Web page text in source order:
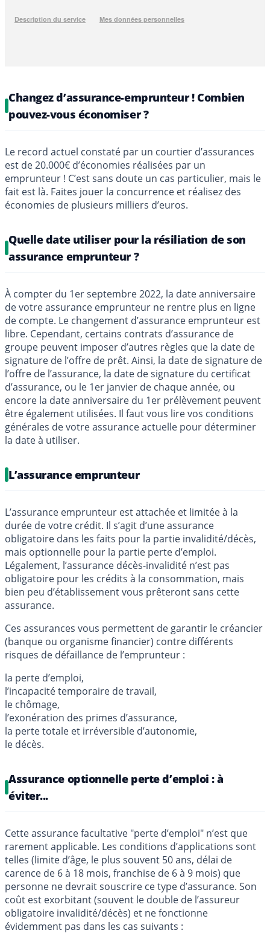
Changez d’assurance-emprunteur ! Combien
pouvez-vous économiser ?
Le record actuel constaté par un courtier d’assurances
est de 20.000€ d’économies réalisées par un
emprunteur ! C’est sans doute un cas particulier, mais le
fait est là. Faites jouer la concurrence et réalisez des
économies de plusieurs milliers d’euros.
Quelle date utiliser pour la résiliation de son
assurance emprunteur ?
À compter du 1er septembre 2022, la date anniversaire
de votre assurance emprunteur ne rentre plus en ligne
de compte. Le changement d’assurance emprunteur est
libre. Cependant, certains contrats d’assurance de
groupe peuvent imposer d’autres règles que la date de
signature de l’offre de prêt. Ainsi, la date de signature de
l’offre de l’assurance, la date de signature du certificat
d’assurance, ou le 1er janvier de chaque année, ou
encore la date anniversaire du 1er prélèvement peuvent
être également utilisées. Il faut vous lire vos conditions
générales de votre assurance actuelle pour déterminer
la date à utiliser.
L’assurance emprunteur
L’assurance emprunteur est attachée et limitée à la
durée de votre crédit. Il s’agit d’une assurance
obligatoire dans les faits pour la partie invalidité/décès,
mais optionnelle pour la partie perte d’emploi.
Légalement, l’assurance décès-invalidité n’est pas
obligatoire pour les crédits à la consommation, mais
bien peu d’établissement vous prêteront sans cette
assurance.
Ces assurances vous permettent de garantir le créancier
(banque ou organisme financier) contre différents
risques de défaillance de l’emprunteur :
la perte d’emploi,
l’incapacité temporaire de travail,
le chômage,
l’exonération des primes d’assurance,
la perte totale et irréversible d’autonomie,
le décès.
Assurance optionnelle perte d’emploi : à
éviter...
Cette assurance facultative "perte d’emploi" n’est que
rarement applicable. Les conditions d’applications sont
telles (limite d’âge, le plus souvent 50 ans, délai de
carence de 6 à 18 mois, franchise de 6 à 9 mois) que
personne ne devrait souscrire ce type d’assurance. Son
coût est exorbitant (souvent le double de l’assureur
obligatoire invalidité/décès) et ne fonctionne
évidemment pas dans les cas suivants :